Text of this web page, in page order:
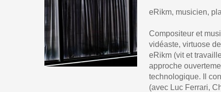
eRikm, musicien,
Compositeur et
vidéaste, virtuose
eRikm (vit et
approche
technologique. Il
(avec Luc Ferrari,